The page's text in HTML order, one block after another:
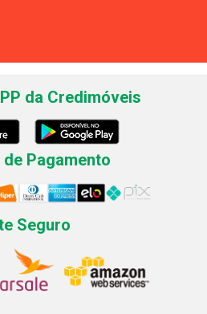
da Credimóveis
Pagamento
Seguro